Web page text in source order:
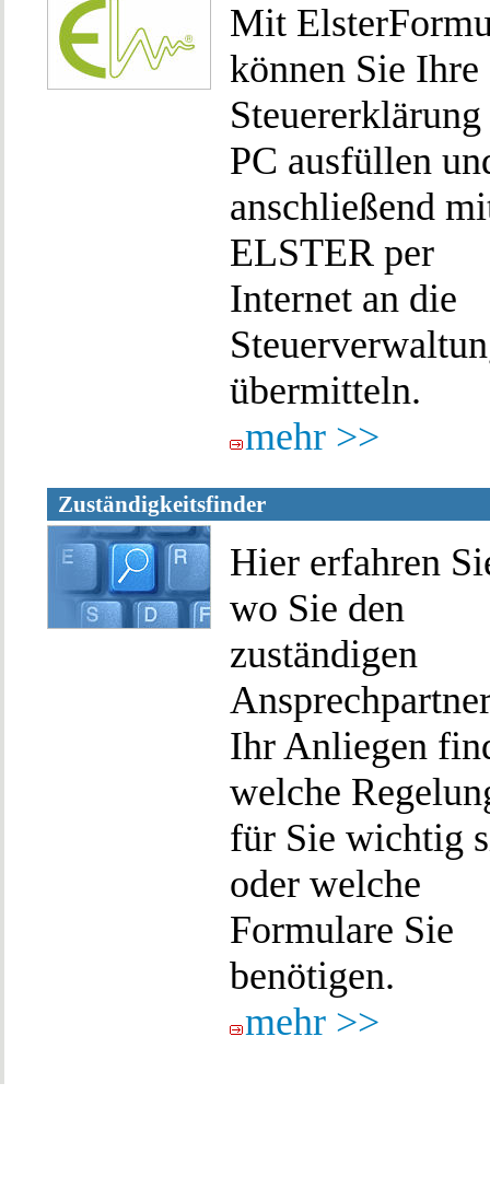
Mit
können Sie Ihre
Steuererklärung
PC ausfüllen
anschließend
ELSTER per
Internet an die
übermitteln.
mehr >>
Zuständigkeitsfinder
Hier erfahren
wo Sie den
zuständigen
Ihr Anliegen
welche
für Sie wichtig
oder welche
Formulare Sie
benötigen.
mehr >>